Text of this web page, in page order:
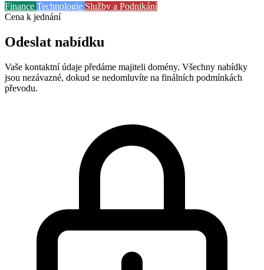
Finance Technologie Služby a Podnikání
Cena k jednání
Odeslat nabídku
Vaše kontaktní údaje předáme majiteli domény. Všechny nabídky
jsou nezávazné, dokud se nedomluvíte na finálních podmínkách
převodu.